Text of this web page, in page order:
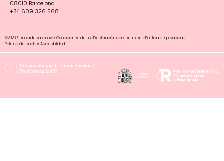
08010 Barcelona‬
+34 609 326 568
©2026 EleonordecasanovasCondiciones de usoDeclaración consentimientoPolítica de privacidad
Política de cookiesAccesibilidad